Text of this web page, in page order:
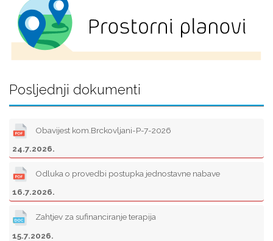
Posljednji dokumenti
Obavijest kom.Brckovljani-P-7-2026
24.7.2026.
Odluka o provedbi postupka jednostavne nabave
16.7.2026.
Zahtjev za sufinanciranje terapija
15.7.2026.